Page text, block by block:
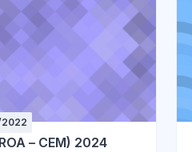
2022
– CEM) 2024